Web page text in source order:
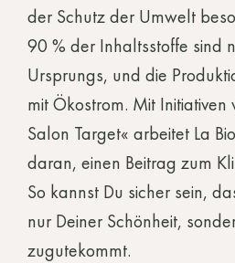
der Schutz der Umwelt
90 % der Inhaltsstoffe sind
Ursprungs, und die
mit Ökostrom. Mit Initiativen
Salon Target« arbeitet La
daran, einen Beitrag zum
So kannst Du sicher sein,
nur Deiner Schönheit,
zugutekommt.